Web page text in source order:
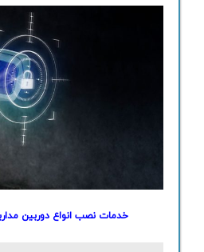
خدمات نصب انواع دوربین